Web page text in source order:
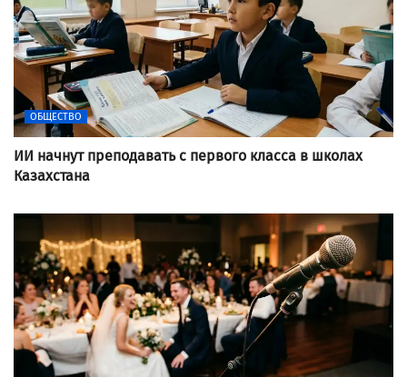
ОБЩЕСТВО
ИИ начнут преподавать с первого класса в школах
Казахстана